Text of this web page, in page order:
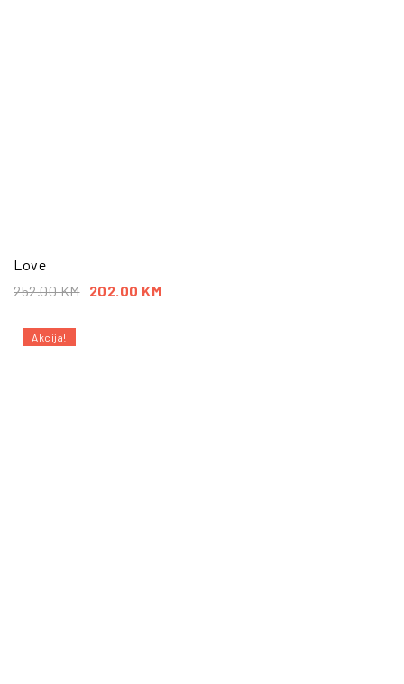
Love
252.00KM 202.00 KM
Akcija!